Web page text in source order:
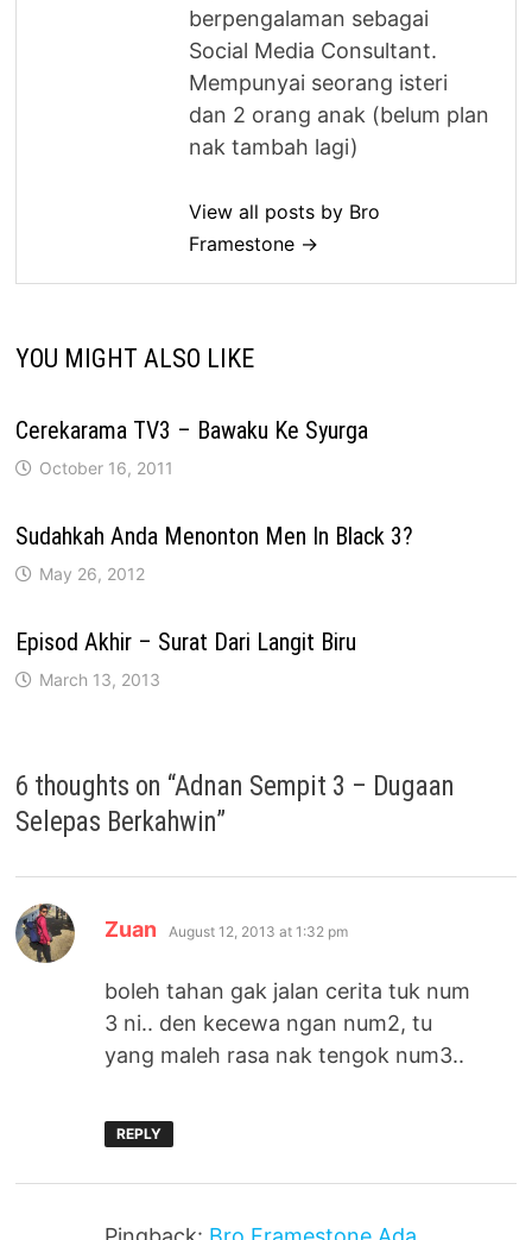
berpengalaman sebagai
Social Media Consultant.
Mempunyai seorang isteri
dan 2 orang anak (belum plan
nak tambah lagi)
View all posts by Bro
Framestone →
YOU MIGHT ALSO LIKE
Cerekarama TV3 – Bawaku Ke Syurga
October 16, 2011
Sudahkah Anda Menonton Men In Black 3?
May 26, 2012
Episod Akhir – Surat Dari Langit Biru
March 13, 2013
6 thoughts on “Adnan Sempit 3 – Dugaan
Selepas Berkahwin”
Zuan says:
August 12, 2013 at 1:32 pm
boleh tahan gak jalan cerita tuk num
3 ni.. den kecewa ngan num2, tu
yang maleh rasa nak tengok num3..
REPLY